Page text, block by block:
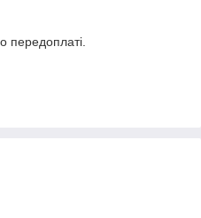
передоплаті.